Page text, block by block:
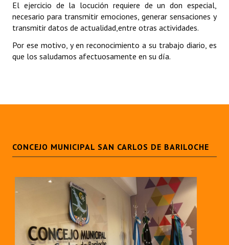
Constitución Provincial
Reglamento Interno
Informes de Gestión
Dictámenes Asesoría Letrada
Actas de Sesión
Informes de Unidad Coordinadora
El ejercicio de la locución requiere de un don especial,
necesario para transmitir emociones, generar sensaciones y
transmitir datos de actualidad,entre otras actividades.
Por ese motivo, y en reconocimiento a su trabajo diario, es
que los saludamos afectuosamente en su día.
CONCEJO MUNICIPAL SAN CARLOS DE BARILOCHE